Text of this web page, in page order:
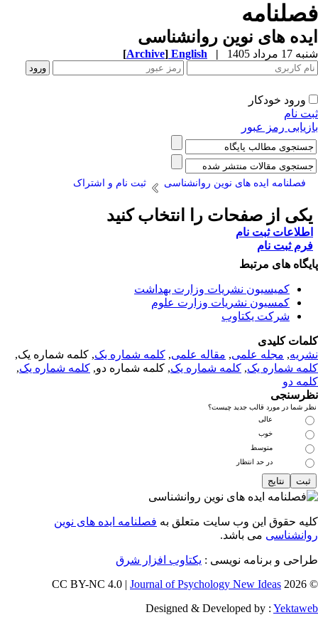
های نوین روانشناسی
مرداد 1405 |
English
[Archive]
ورود خودکار
نام
رمز عبور
فصلنامه ایده های نوین روانشناسی ثبت نام و اشتراک
از صفحات را انتخاب کنید
ثبت نام
ثبت نام
های مرتبط
کمیسیون نشریات وزارت بهداشت
کمسیون نشریات وزارت علوم
شرکت یکتاوب
کلیدی
,مجله علمی, مقاله علمی, کلمه شماره یک, کلمه شماره یک,
شماره یک,کلمه شماره یک, کلمه شماره دو,کلمه شماره یک,
دو
شما در مورد قالب جدید چیست؟
عالی
خوب
متوسط
در حد انتظار
حقوق این وب سایت متعلق بهفصلنامه ایده های نوین
می باشد.
و برنامه نویسی : یکتاوب افزار شرق
©
Journal of Psychology New Ideas
Designed & Developed by :